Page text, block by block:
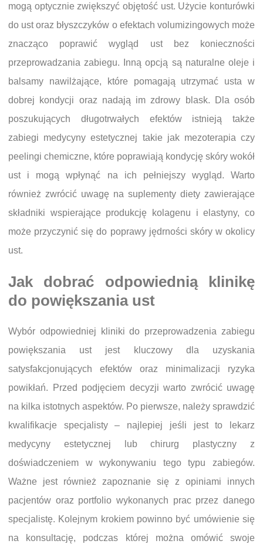
mogą optycznie zwiększyć objętość ust. Użycie konturówki
do ust oraz błyszczyków o efektach volumizingowych może
znacząco poprawić wygląd ust bez konieczności
przeprowadzania zabiegu. Inną opcją są naturalne oleje i
balsamy nawilżające, które pomagają utrzymać usta w
dobrej kondycji oraz nadają im zdrowy blask. Dla osób
poszukujących długotrwałych efektów istnieją także
zabiegi medycyny estetycznej takie jak mezoterapia czy
peelingi chemiczne, które poprawiają kondycję skóry wokół
ust i mogą wpłynąć na ich pełniejszy wygląd. Warto
również zwrócić uwagę na suplementy diety zawierające
składniki wspierające produkcję kolagenu i elastyny, co
może przyczynić się do poprawy jędrności skóry w okolicy
ust.
Jak dobrać odpowiednią klinikę
do powiększania ust
Wybór odpowiedniej kliniki do przeprowadzenia zabiegu
powiększania ust jest kluczowy dla uzyskania
satysfakcjonujących efektów oraz minimalizacji ryzyka
powikłań. Przed podjęciem decyzji warto zwrócić uwagę
na kilka istotnych aspektów. Po pierwsze, należy sprawdzić
kwalifikacje specjalisty – najlepiej jeśli jest to lekarz
medycyny estetycznej lub chirurg plastyczny z
doświadczeniem w wykonywaniu tego typu zabiegów.
Ważne jest również zapoznanie się z opiniami innych
pacjentów oraz portfolio wykonanych prac przez danego
specjalistę. Kolejnym krokiem powinno być umówienie się
na konsultację, podczas której można omówić swoje